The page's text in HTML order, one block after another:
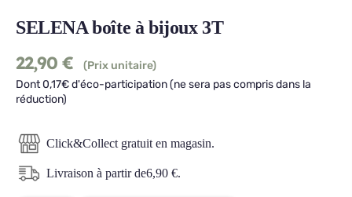
SELENA boîte à bijoux 3T
22,90 €
(Prix unitaire)
Dont 0,17€ d'éco-participation (ne sera pas compris dans la
réduction)
Click&Collect gratuit en magasin.
Livraison à partir de6,90 €.